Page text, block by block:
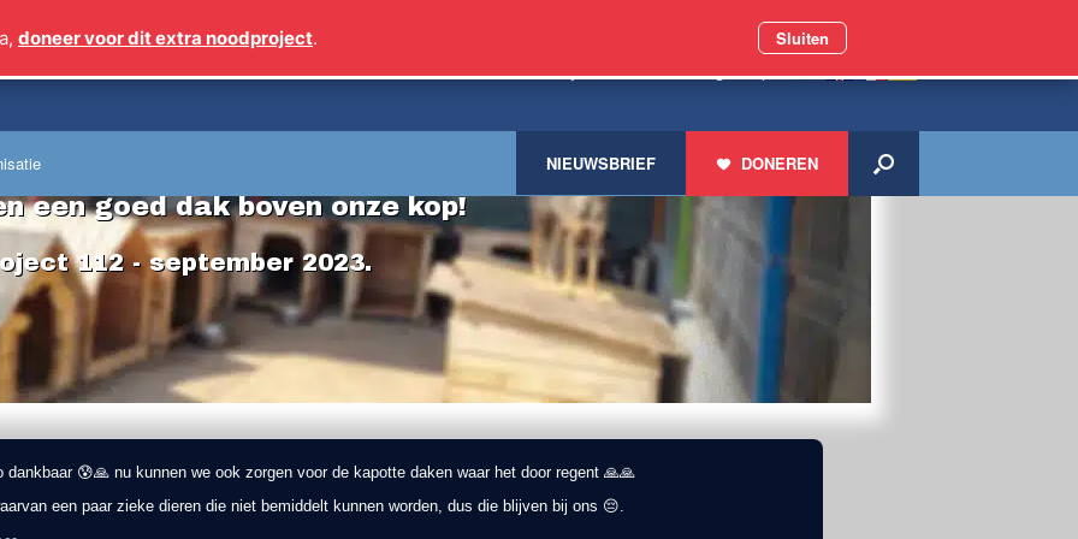
DONEREN
NIEUWSBRIEF
een goed dak boven onze kop!
112 - september 2023.
😰🙏 nu kunnen we ook zorgen voor de kapotte daken waar het door regent 🙏🙏
een paar zieke dieren die niet bemiddelt kunnen worden, dus die blijven bij ons 😔.
doneer voor dit extra noodproject. Sluiten